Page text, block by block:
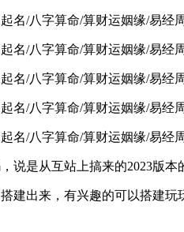
是从互站上搞来的2023版本
出来，有兴趣的可以搭建玩